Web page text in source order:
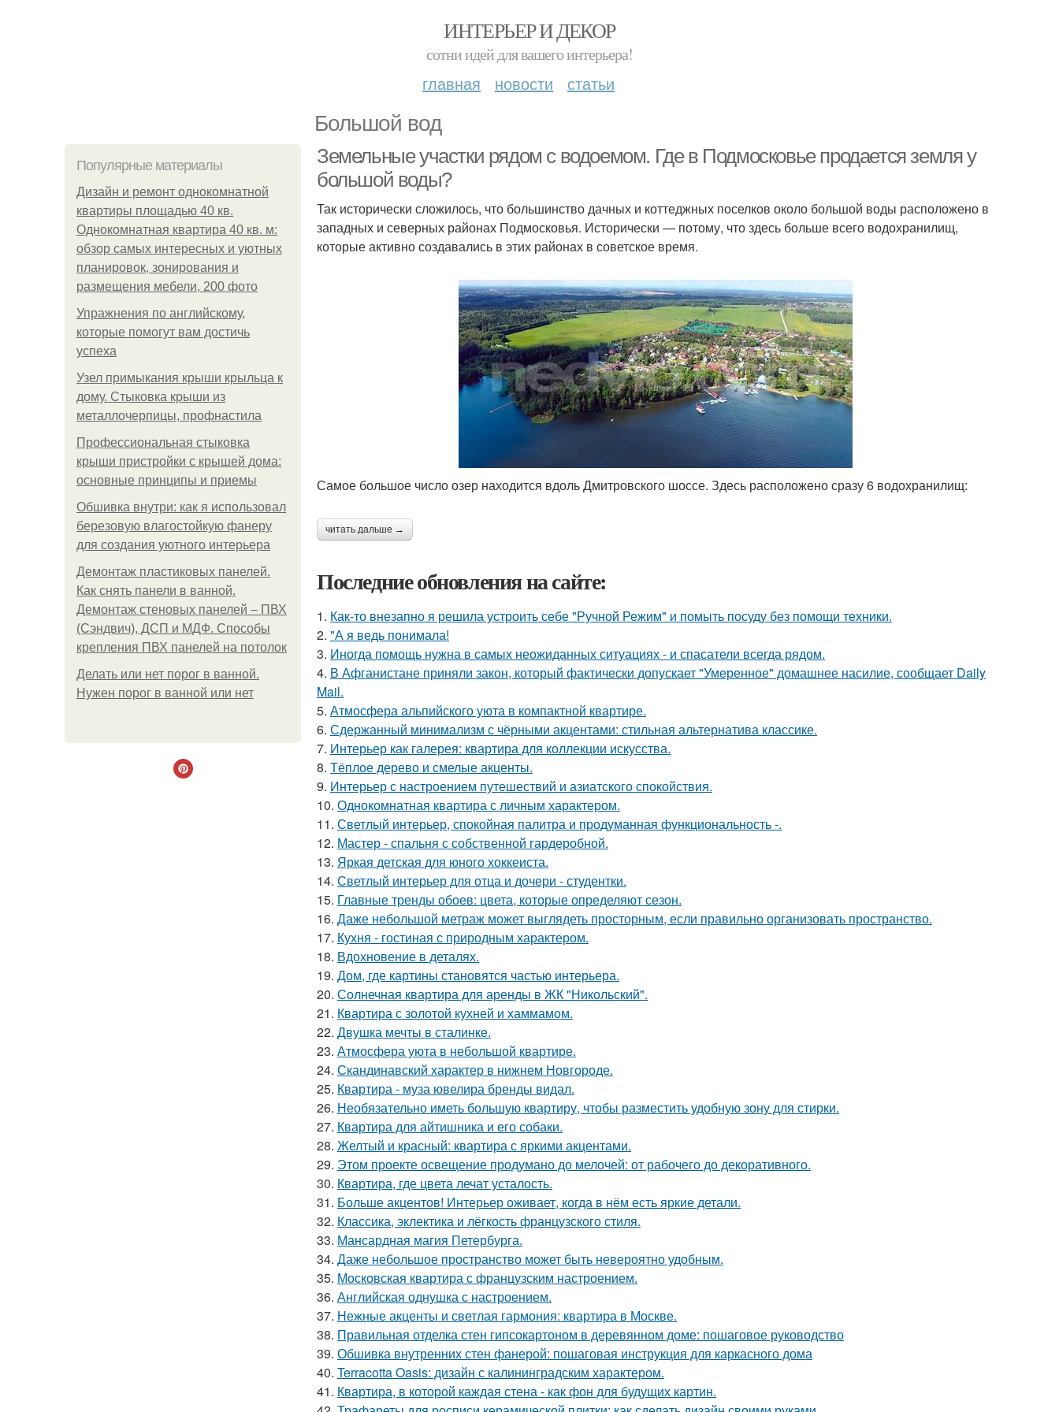
ИНТЕРЬЕР И ДЕКОР
сотни идей для вашего интерьера!
главная новости статьи
Большой вод
Популярные материалы
Дизайн и ремонт однокомнатной
квартиры площадью 40 кв.
Однокомнатная квартира 40 кв. м:
обзор самых интересных и уютных
планировок, зонирования и
размещения мебели, 200 фото
Упражнения по английскому,
которые помогут вам достичь
успеха
Узел примыкания крыши крыльца к
дому. Стыковка крыши из
металлочерпицы, профнастила
Профессиональная стыковка
крыши пристройки с крышей дома:
основные принципы и приемы
Обшивка внутри: как я использовал
березовую влагостойкую фанеру
для создания уютного интерьера
Демонтаж пластиковых панелей.
Как снять панели в ванной.
Демонтаж стеновых панелей – ПВХ
(Сэндвич), ДСП и МДФ. Способы
крепления ПВХ панелей на потолок
Делать или нет порог в ванной.
Нужен порог в ванной или нет
Земельные участки рядом с водоемом. Где в Подмосковье продается земля у
большой воды?
Так исторически сложилось, что большинство дачных и коттеджных поселков около большой воды расположено в
западных и северных районах Подмосковья. Исторически — потому, что здесь больше всего водохранилищ,
которые активно создавались в этих районах в советское время.
Самое большое число озер находится вдоль Дмитровского шоссе. Здесь расположено сразу 6 водохранилищ:
читать дальше →
Последние обновления на сайте:
1. Как-то внезапно я решила устроить себе "Ручной Режим" и помыть посуду без помощи техники.
2. "А я ведь понимала!
3. Иногда помощь нужна в самых неожиданных ситуациях - и спасатели всегда рядом.
4. В Афганистане приняли закон, который фактически допускает "Умеренное" домашнее насилие, сообщает Daily
Mail.
5. Атмосфера альпийского уюта в компактной квартире.
6. Сдержанный минимализм с чёрными акцентами: стильная альтернатива классике.
7. Интерьер как галерея: квартира для коллекции искусства.
8. Тёплое дерево и смелые акценты.
9. Интерьер с настроением путешествий и азиатского спокойствия.
10. Однокомнатная квартира с личным характером.
11. Светлый интерьер, спокойная палитра и продуманная функциональность -.
12. Мастер - спальня с собственной гардеробной.
13. Яркая детская для юного хоккеиста.
14. Светлый интерьер для отца и дочери - студентки.
15. Главные тренды обоев: цвета, которые определяют сезон.
16. Даже небольшой метраж может выглядеть просторным, если правильно организовать пространство.
17. Кухня - гостиная с природным характером.
18. Вдохновение в деталях.
19. Дом, где картины становятся частью интерьера.
20. Солнечная квартира для аренды в ЖК "Никольский".
21. Квартира с золотой кухней и хаммамом.
22. Двушка мечты в сталинке.
23. Атмосфера уюта в небольшой квартире.
24. Скандинавский характер в нижнем Новгороде.
25. Квартира - муза ювелира бренды видал.
26. Необязательно иметь большую квартиру, чтобы разместить удобную зону для стирки.
27. Квартира для айтишника и его собаки.
28. Желтый и красный: квартира с яркими акцентами.
29. Этом проекте освещение продумано до мелочей: от рабочего до декоративного.
30. Квартира, где цвета лечат усталость.
31. Больше акцентов! Интерьер оживает, когда в нём есть яркие детали.
32. Классика, эклектика и лёгкость французского стиля.
33. Мансардная магия Петербурга.
34. Даже небольшое пространство может быть невероятно удобным.
35. Московская квартира с французским настроением.
36. Английская однушка с настроением.
37. Нежные акценты и светлая гармония: квартира в Москве.
38. Правильная отделка стен гипсокартоном в деревянном доме: пошаговое руководство
39. Обшивка внутренних стен фанерой: пошаговая инструкция для каркасного дома
40. Terracotta Oasis: дизайн с калининградским характером.
41. Квартира, в которой каждая стена - как фон для будущих картин.